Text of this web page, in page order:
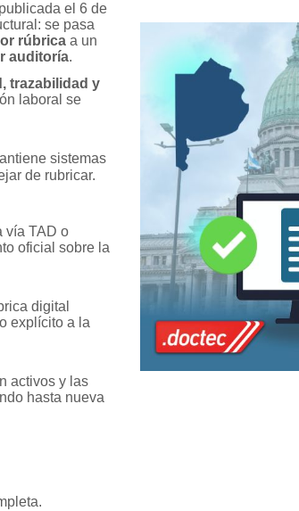
el 6 de
se pasa
rúbrica a un
auditoría.
trazabilidad y
laboral se
sistemas
de rubricar.
vía TAD o
oficial sobre la
digital
explícito a la
activos y las
hasta nueva